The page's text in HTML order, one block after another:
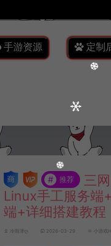
手游资源 定制
# 推荐
三
Linux手工服务端
端+详细搭建教程
冷雨泽ღ 2026-03-29 小游戏